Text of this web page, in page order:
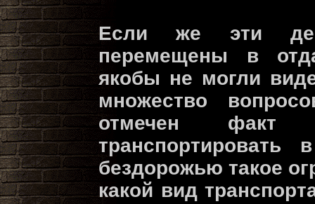
Если же эти
перемещены в
якобы не могли
множество
отмечен факт
бездорожью такое
какой вид